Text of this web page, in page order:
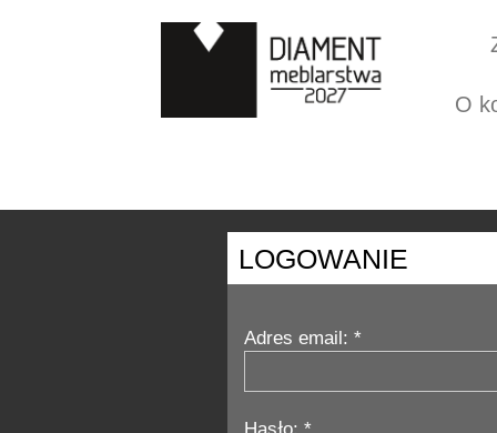
O
LOGOWANIE
Adres email: *
Hasło: *